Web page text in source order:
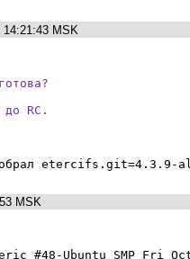
14:21:43 MSK
RC.
etercifs.git=4.3.9-
MSK
#48-Ubuntu SMP Fri Oct